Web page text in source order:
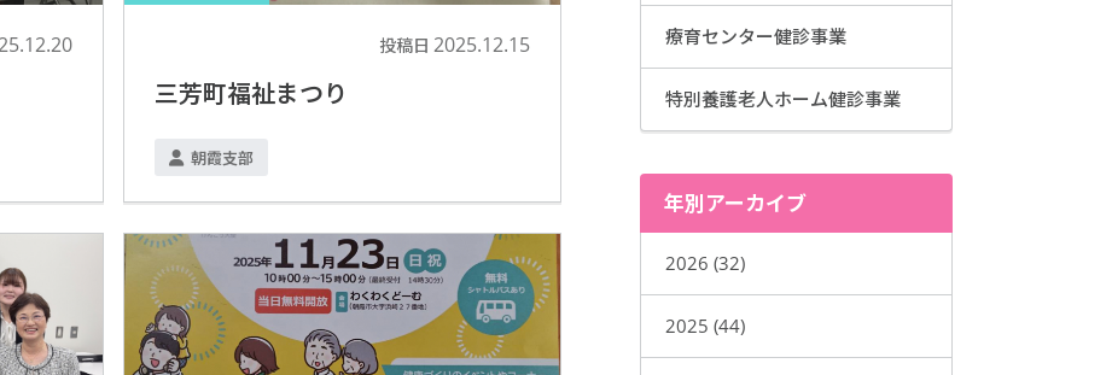
投稿日 2025.12.15
三芳町福祉まつり
朝霞支部
療育センター健診事業
特別養護老人ホーム健診事業
年別アーカイブ
2026 (32)
2025 (44)